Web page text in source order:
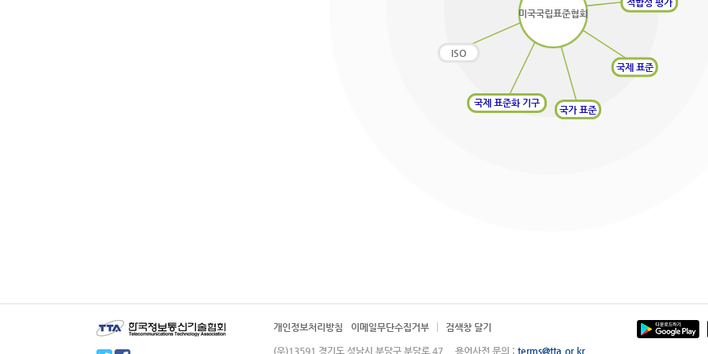
국가 표준
국제 표준화 기구
국제 표준
ISO
적합성 평가
미국국립표준협회
개인정보처리방침 이메일무단수집거부 검색창 달기
(우)13591 경기도 성남시 분당구 분당로 47 용어사전 문의 : terms@tta.or.kr